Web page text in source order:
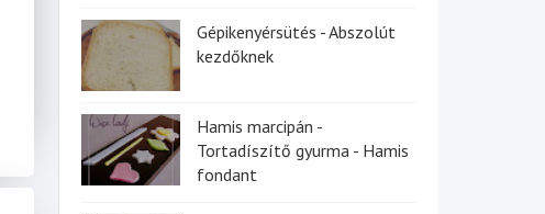
Gépikenyérsütés - Abszolút
kezdőknek
Hamis marcipán -
Tortadíszítő gyurma - Hamis
fondant